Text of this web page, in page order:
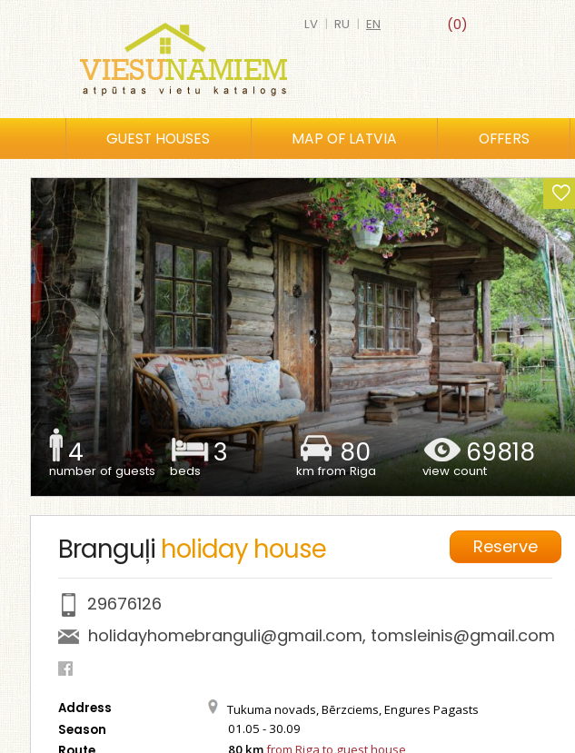
(0)
LV | RU | EN
GUEST HOUSES MAP OF LATVIA OFFERS
4
number of guests
3
beds
80
km from Riga
69818
view count
Branguļi holiday house Reserve
29676126
holidayhomebranguli@gmail.com, tomsleinis@gmail.com
Address Tukuma novads, Bērzciems, Engures Pagasts
Season 01.05 - 30.09
80 kmfrom Riga to guest house